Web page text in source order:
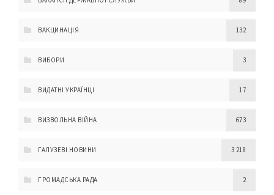
ВАКЦИНАЦІЯ 132
ВИБОРИ 3
ВИДАТНІ УКРАЇНЦІ 17
ВИЗВОЛЬНА ВІЙНА 673
ГАЛУЗЕВІ НОВИНИ 3 218
ГРОМАДСЬКА РАДА 2